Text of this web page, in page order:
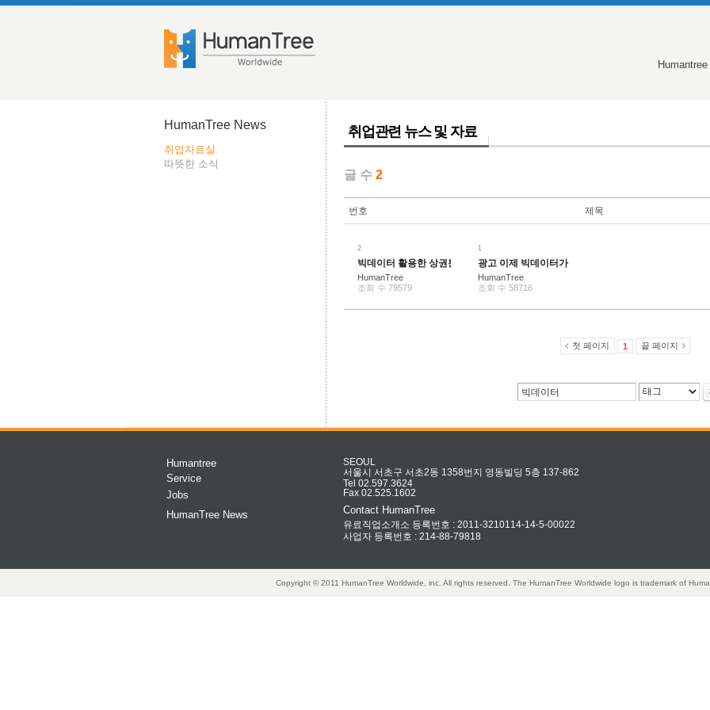
Humantree
HumanTree News
취업자료실
따뜻한 소식
취업관련 뉴스 및 자료
글 수 2
번호 제목
2
빅데이터 활용한 상권분석 정보시스템 이용
HumanTree
조회 수 79579
1
광고 이제 빅데이터가 이끈다 - 제일기획 빅데이터
HumanTree
조회 수 58716
첫 페이지 1 끝 페이지
Humantree
Service
Jobs
HumanTree News
SEOUL
서울시 서초구 서초2동 1358번지 영동빌딩 5층 137-862
Tel 02.597.3624
Fax 02.525.1602
Contact HumanTree
유료직업소개소 등록번호 : 2011-3210114-14-5-00022
사업자 등록번호 : 214-88-79818
Copyright © 2011 HumanTree Worldwide, inc. All rights reserved. The HumanTree Worldwide logo is trademark of